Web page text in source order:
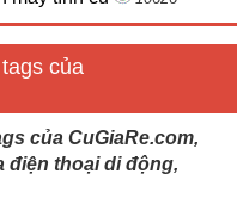
của
của CuGiaRe.com,
điện thoại di động,